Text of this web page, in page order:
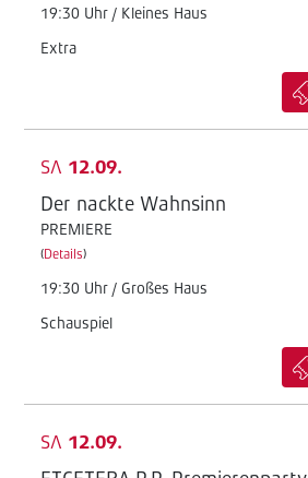
19:30 Uhr / Kleines Haus
Extra
SA 12.09.
Der nackte Wahnsinn
PREMIERE
(Details)
19:30 Uhr / Großes Haus
Schauspiel
SA 12.09.